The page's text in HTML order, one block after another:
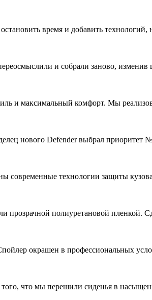
время и добавить технологий,
и собрали заново, изменив
и максимальный комфорт. Мы
нового Defender выбрал
современные технологии защиты
прозрачной полиуретановой пленкой.
окрашен в профессиональных
что мы перешили сиденья в